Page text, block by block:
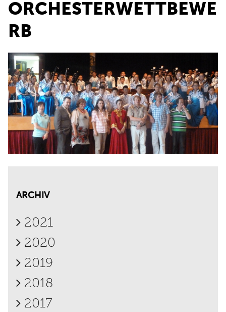
ORCHESTERWETTBEWE
RB
ARCHIV
2021
2020
2019
2018
2017